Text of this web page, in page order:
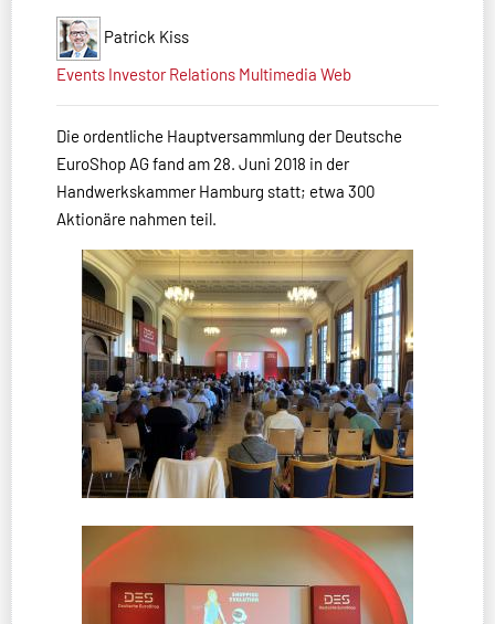
Patrick Kiss
Events Investor Relations Multimedia Web
Die ordentliche Hauptversammlung der Deutsche
EuroShop AG fand am 28. Juni 2018 in der
Handwerkskammer Hamburg statt; etwa 300
Aktionäre nahmen teil.